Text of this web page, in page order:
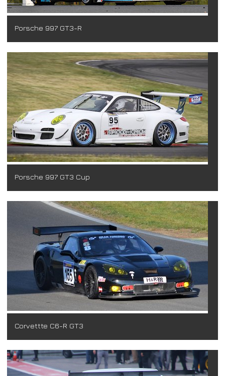
Porsche 997 GT3-R
Porsche 997 GT3 Cup
Corvettte C6-R GT3